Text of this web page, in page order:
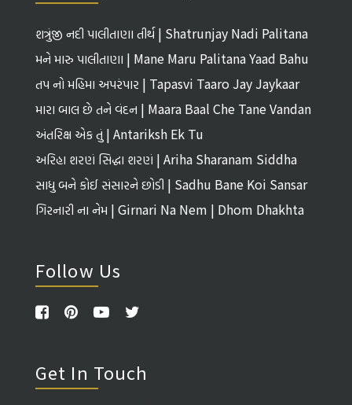
શત્રુંજી નદી પાલીતાણા તીર્થ | Shatrunjay Nadi Palitana
Tirth
મને મારુ પાલીતાણા | Mane Maru Palitana Yaad Bahu
તપ નો મહિમા અપરંપાર | Tapasvi Taaro Jay Jaykaar
મારા બાલ છે તને વંદન | Maara Baal Che Tane Vandan
અંતરિક્ષ એક તું | Antariksh Ek Tu
અરિહા શરણં સિદ્ધા શરણં | Ariha Sharanam Siddha
Sharanam
સાધુ બને કોઈ સંસારને છોડી | Sadhu Bane Koi Sansar
Ne Chhodi
ગિરનારી ના નેમ | Girnari Na Nem | Dhom Dhakhta
Follow Us
Get In Touch